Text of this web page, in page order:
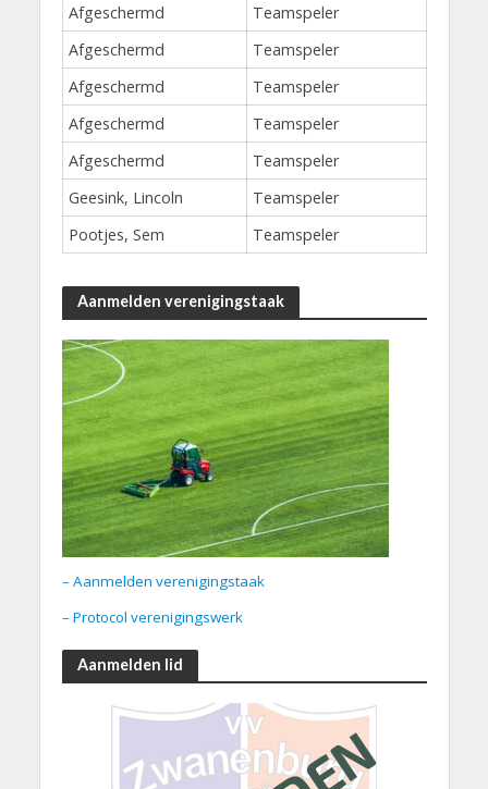
Afgeschermd
Teamspeler
Afgeschermd
Teamspeler
Afgeschermd
Teamspeler
Afgeschermd
Teamspeler
Afgeschermd
Teamspeler
Geesink, Lincoln
Teamspeler
Pootjes, Sem
Teamspeler
Aanmelden verenigingstaak
– Aanmelden verenigingstaak
– Protocol verenigingswerk
Aanmelden lid